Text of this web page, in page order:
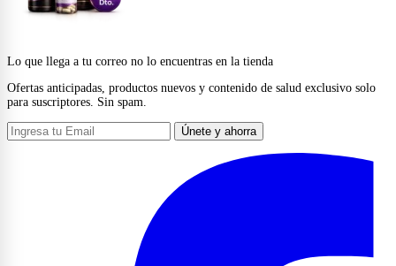
Lo que llega a tu correo no lo encuentras en la tienda
Ofertas anticipadas, productos nuevos y contenido de salud exclusivo solo
para suscriptores. Sin spam.
Únete y ahorra